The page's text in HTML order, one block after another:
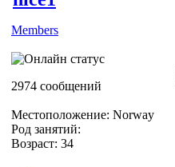
Members
2974 сообщений
Местоположение: Norway
Род занятий:
Возраст: 34